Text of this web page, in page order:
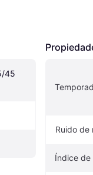
45
Ruido de
Índice de